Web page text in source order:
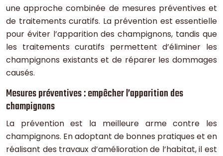
une approche combinée de mesures préventives et
de traitements curatifs. La prévention est essentielle
pour éviter l’apparition des champignons, tandis que
les traitements curatifs permettent d’éliminer les
champignons existants et de réparer les dommages
causés.
Mesures préventives : empêcher l’apparition des
champignons
La prévention est la meilleure arme contre les
champignons. En adoptant de bonnes pratiques et en
réalisant des travaux d’amélioration de l’habitat, il est